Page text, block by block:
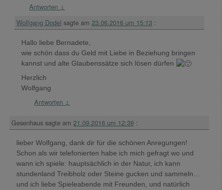
Antworten ↓
Wolfgang Dodel sagte am 23.06.2016 um 15:13 :
Hallo liebe Bernadete,
wie schön dass du Geld mit Liebe in Beziehung bringen
kannst und alte Glaubenssätze sich lösen dürfen
Herzlich
Wolfgang
Antworten ↓
Gesenhaus sagte am 21.09.2016 um 12:39 :
lieber Wolfgang, dank dir für die schönen Anregungen!
Schon als wir telefonierten habe ich mich gefragt wo und
wann ich spiele: hauptsächlich in der Natur, ich kann
stundenland Treibholz oder Steine gucken und sammeln…
und ich liebe Spieleabende mit Freunden, und natürlich